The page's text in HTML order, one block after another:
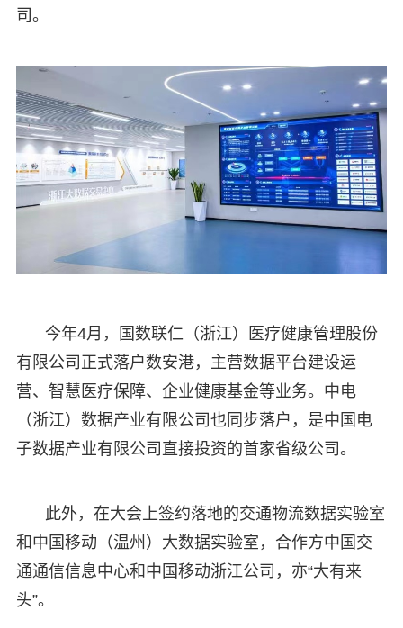
司。
今年4月，国数联仁（浙江）医疗健康管理股份
有限公司正式落户数安港，主营数据平台建设运
营、智慧医疗保障、企业健康基金等业务。中电
（浙江）数据产业有限公司也同步落户，是中国电
子数据产业有限公司直接投资的首家省级公司。
此外，在大会上签约落地的交通物流数据实验室
和中国移动（温州）大数据实验室，合作方中国交
通通信信息中心和中国移动浙江公司，亦“大有来
头”。